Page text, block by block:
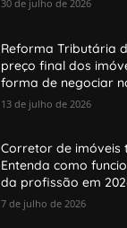
30 de julho de 2026
Reforma Tributária
preço final dos
forma de negociar
13 de julho de 2026
Corretor de imóveis
Entenda como
da profissão em
7 de julho de 2026